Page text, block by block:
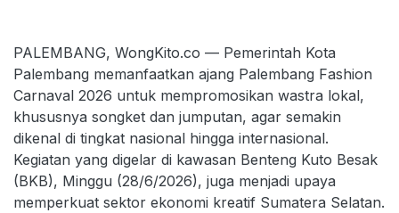
PALEMBANG, WongKito.co — Pemerintah Kota
Palembang memanfaatkan ajang Palembang Fashion
Carnaval 2026 untuk mempromosikan wastra lokal,
khususnya songket dan jumputan, agar semakin
dikenal di tingkat nasional hingga internasional.
Kegiatan yang digelar di kawasan Benteng Kuto Besak
(BKB), Minggu (28/6/2026), juga menjadi upaya
memperkuat sektor ekonomi kreatif Sumatera Selatan.